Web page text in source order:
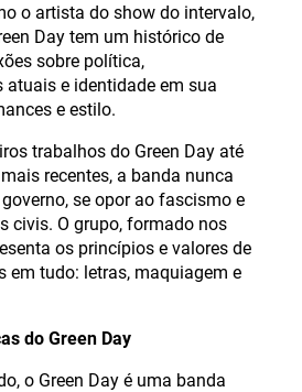
o artista do show do intervalo,
Day tem um histórico de
sobre política,
atuais e identidade em sua
e estilo.
trabalhos do Green Day até
recentes, a banda nunca
se opor ao fascismo e
civis. O grupo, formado nos
os princípios e valores de
em tudo: letras, maquiagem e
do Green Day
o Green Day é uma banda